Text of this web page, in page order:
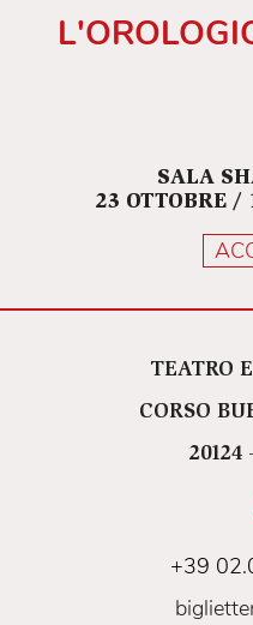
SALA
23 OTTOBRE /
TEATRO
CORSO
20124
+39